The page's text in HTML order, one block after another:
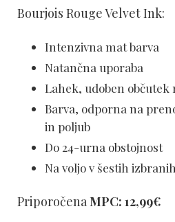
Bourjois Rouge Velvet Ink:
Intenzivna mat barva
Natančna uporaba
Lahek, udoben občutek
Barva, odporna na
in poljub
Do 24-urna obstojnost
Na voljo v šestih
Priporočena MPC: 12,99€